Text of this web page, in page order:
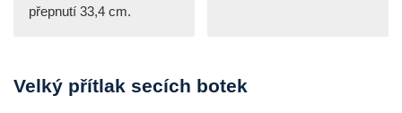
přepnutí 33,4 cm.
Velký přítlak secích botek